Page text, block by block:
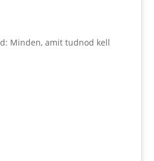
Minden, amit tudnod kell